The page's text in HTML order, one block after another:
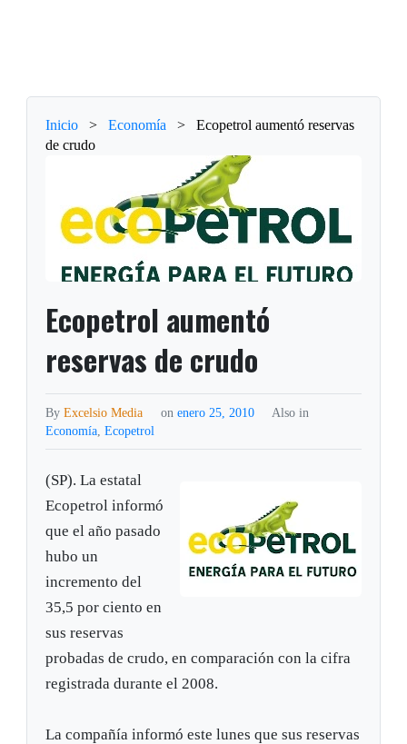
Inicio > Economía >
Ecopetrol aumentó reservas
de crudo
Ecopetrol aumentó
reservas de crudo
ByExcelsio Media on enero 25, 2010
Also in
Economía,Ecopetrol
(SP). La estatal
Ecopetrol informó
que el año pasado
hubo un
incremento del
35,5 por ciento en
sus reservas
probadas de crudo, en comparación con la cifra
registrada durante el 2008.
La compañía informó este lunes que sus reservas